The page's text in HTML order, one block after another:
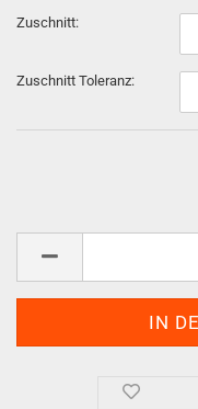
Zuschnitt:
Zuschnitt Toleranz: